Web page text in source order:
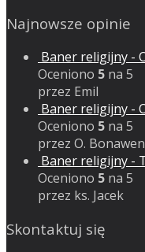
Najnowsze opinie
Baner religijny -
Oceniono 5 na 5
przez Emil
Baner religijny -
Oceniono 5 na 5
przez O.
Baner religijny -
Oceniono 5 na 5
przez ks. Jacek
Skontaktuj się